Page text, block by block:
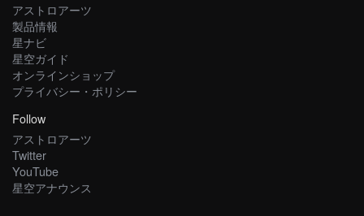
アストロアーツ
製品情報
星ナビ
星空ガイド
オンラインショップ
プライバシー・ポリシー
Follow
アストロアーツ
Twitter
YouTube
星空アナウンス